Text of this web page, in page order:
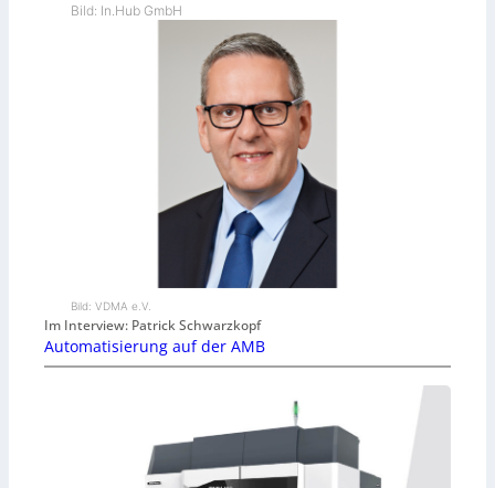
Bild: In.Hub GmbH
Bild: VDMA e.V.
Im Interview: Patrick Schwarzkopf
Automatisierung auf der AMB